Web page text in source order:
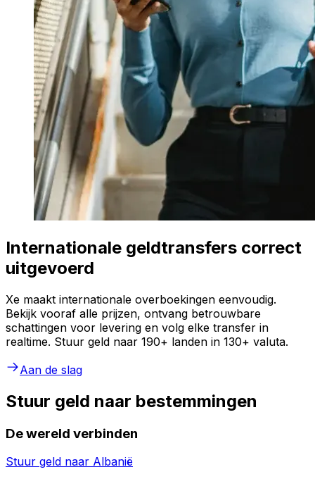
Internationale geldtransfers correct
uitgevoerd
Xe maakt internationale overboekingen eenvoudig.
Bekijk vooraf alle prijzen, ontvang betrouwbare
schattingen voor levering en volg elke transfer in
realtime. Stuur geld naar 190+ landen in 130+ valuta.
Aan de slag
Stuur geld naar bestemmingen
De wereld verbinden
Stuur geld naar Albanië